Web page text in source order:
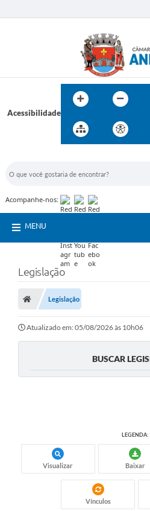
Acessibilidade
Acompanhe-nos:
MENU
Legislação
Legislação
Atualizado em: 05/08/2026 às 10h06
BUSCAR
LEGENDA:
Visualizar Baixar
Vínculos